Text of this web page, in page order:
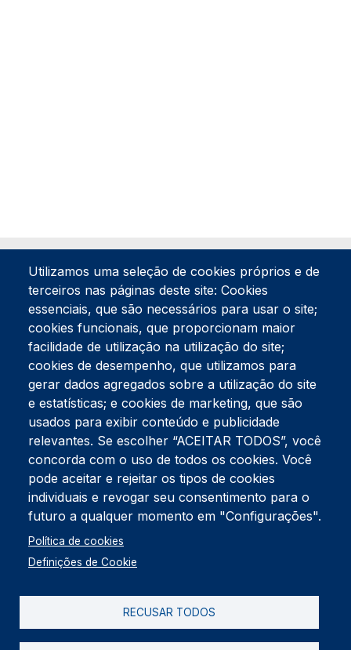
Tel:234 390 100Fax:234 390 100
Endereço Postal
Apartado 42
Rua Gil Eanes 31
3834-908 Gafanha da Nazaré
Estúdios
Rua Prior Guerra
Edifício do Centro Cultural da Gafanha da Nazaré
3830-556 Gafanha da Nazaré
Rodapé
Cookies
Política de Privacidade
Utilizamos uma seleção de cookies próprios e de
terceiros nas páginas deste site: Cookies
essenciais, que são necessários para usar o site;
cookies funcionais, que proporcionam maior
facilidade de utilização na utilização do site;
cookies de desempenho, que utilizamos para
gerar dados agregados sobre a utilização do site
e estatísticas; e cookies de marketing, que são
usados para exibir conteúdo e publicidade
relevantes. Se escolher “ACEITAR TODOS”, você
concorda com o uso de todos os cookies. Você
pode aceitar e rejeitar os tipos de cookies
individuais e revogar seu consentimento para o
futuro a qualquer momento em "Configurações".
Política de cookies
Definições de Cookie
RECUSAR TODOS